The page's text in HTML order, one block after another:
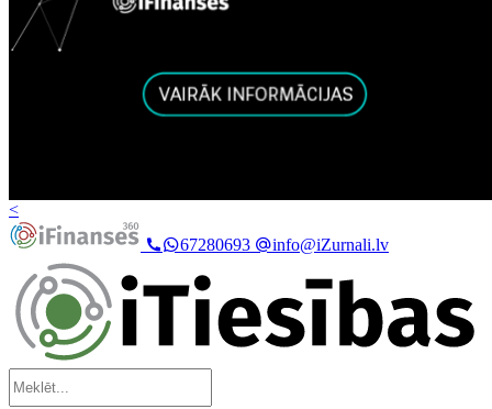
<
67280693
info@iZurnali.lv